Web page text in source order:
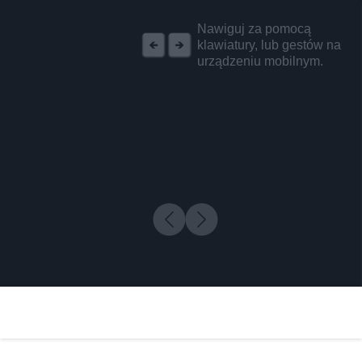
Nawiguj za pomocą
klawiatury, lub gestów na
urządzeniu mobilnym.